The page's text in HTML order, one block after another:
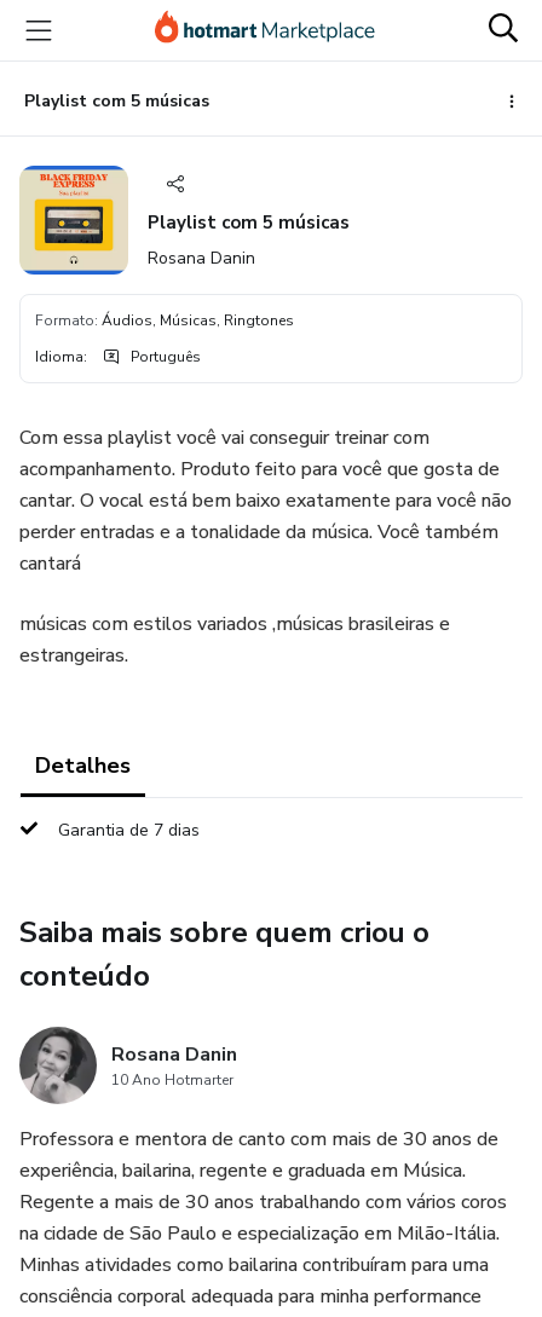
para
conteúdo
principal
para
pagamento
para
rodapé
Playlist com 5 músicas
Playlist com 5 músicas
Rosana Danin
Formato: Áudios, Músicas, Ringtones
Idioma: Português
Com essa playlist você vai conseguir treinar com
acompanhamento. Produto feito para você que gosta de
cantar. O vocal está bem baixo exatamente para você não
perder entradas e a tonalidade da música. Você também
cantará
músicas com estilos variados ,músicas brasileiras e
estrangeiras.
Detalhes
Garantia de 7 dias
Saiba mais sobre quem criou o
conteúdo
Rosana Danin
10 Ano Hotmarter
Professora e mentora de canto com mais de 30 anos de
experiência, bailarina, regente e graduada em Música.
Regente a mais de 30 anos trabalhando com vários coros
na cidade de São Paulo e especialização em Milão-Itália.
Minhas atividades como bailarina contribuíram para uma
consciência corporal adequada para minha performance